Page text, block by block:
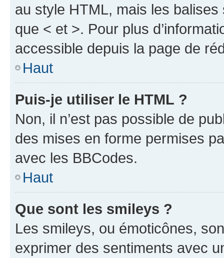
au style HTML, mais les
que < et >. Pour plus
accessible depuis la page de
Haut
Puis-je utiliser le HTML ?
Non, il n’est pas possible de
des mises en forme permises
avec les BBCodes.
Haut
Que sont les smileys ?
Les smileys, ou émoticônes,
exprimer des sentiments avec